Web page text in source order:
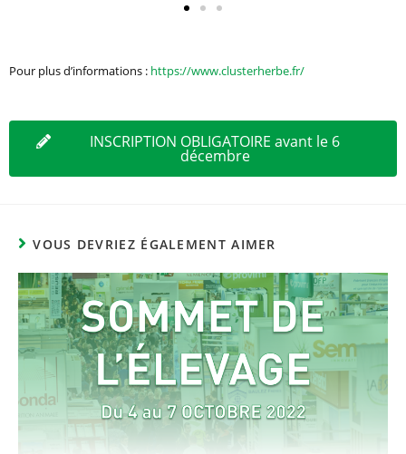
Pour plus d’informations : https://www.clusterherbe.fr/
INSCRIPTION OBLIGATOIRE avant le 6
décembre
VOUS DEVRIEZ ÉGALEMENT AIMER